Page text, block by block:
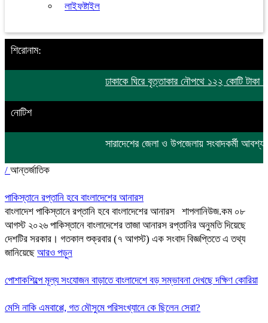
লাইফষ্টাইল
শিরোনাম:
ঢাকাকে ঘিরে বৃত্তাকার নৌপথে ১২২ কোটি টাকা
নোটিশ
সারাদেশের জেলা ও উপজেলায় সংবাদকর্মী
/ আন্তর্জাতিক
পাকিস্তানে রপ্তানি হবে বাংলাদেশের আনারস
বাংলাদেশ পাকিস্তানে রপ্তানি হবে বাংলাদেশের আনারস শাপলানিউজ.কম ০৮
আগস্ট ২০২৬ পাকিস্তানে বাংলাদেশের তাজা আনারস রপ্তানির অনুমতি দিয়েছে
দেশটির সরকার। গতকাল শুক্রবার (৭ আগস্ট) এক সংবাদ বিজ্ঞপ্তিতে এ তথ্য
জানিয়েছে আরও পড়ুন
পোশাকশিল্পে মূল্য সংযোজন বাড়াতে বাংলাদেশে বড় সম্ভাবনা দেখছে দক্ষিণ কোরিয়া
মেসি নাকি এমবাপ্পে, গত মৌসুমে পরিসংখ্যানে কে ছিলেন সেরা?